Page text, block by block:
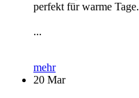
perfekt für warme Tage.
...
mehr
20 Mar